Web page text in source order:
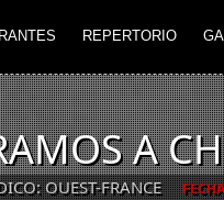
REPERTORIO
A
OUEST-FRANCE FECHA